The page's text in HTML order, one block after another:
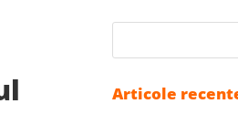
Articole